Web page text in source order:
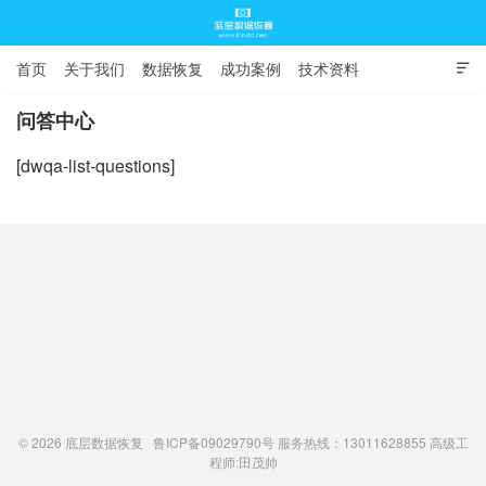

首页 关于我们 数据恢复 成功案例 技术资料
常见问题
问答中心
[dwqa-list-questions]
© 2026 底层数据恢复 鲁ICP备09029790号服务热线：13011628855 高级工
程师:田茂帅